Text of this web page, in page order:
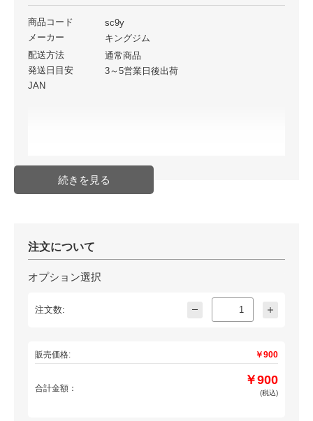
商品コード
sc9y
メーカー
キングジム
配送方法
通常商品
発送日目安
3～5営業日後出荷
JAN
注文について
オプション選択
注文数:
販売価格: ￥900
合計金額：
￥900
(税込)